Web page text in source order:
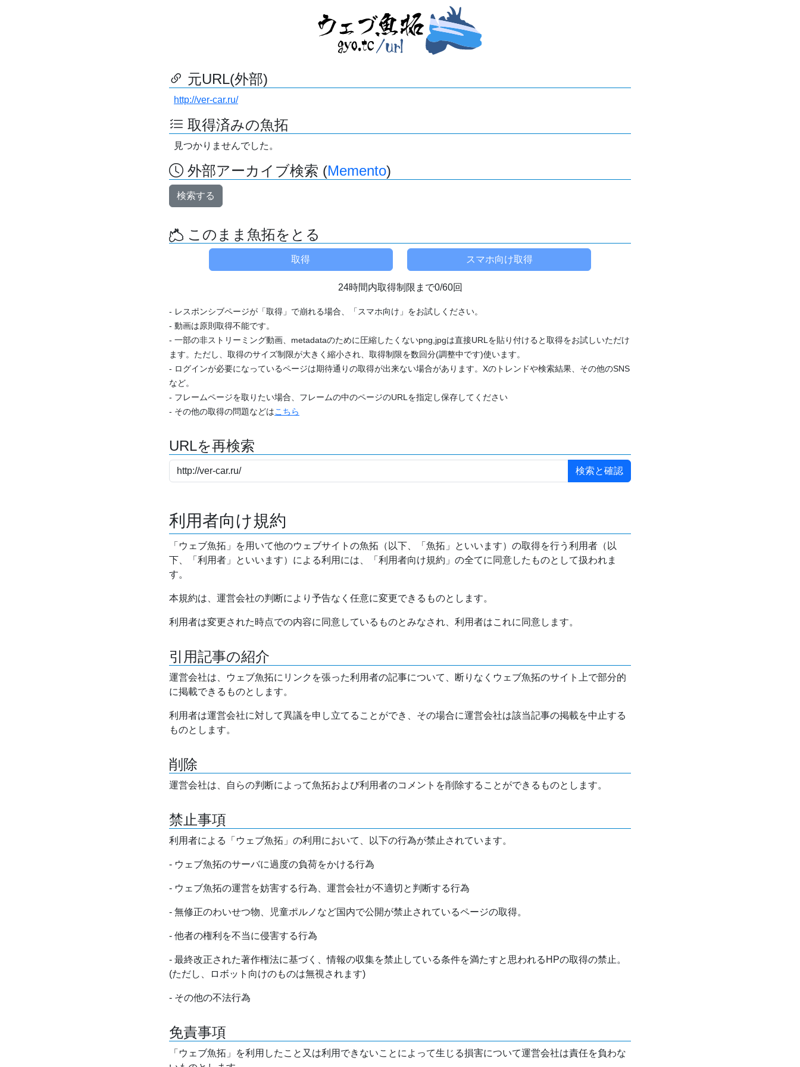
元URL(外部)
http://ver-car.ru/
取得済みの魚拓
見つかりませんでした。
外部アーカイブ検索 (Memento)
検索する
このまま魚拓をとる
24時間内取得制限まで0/60回
- レスポンシブページが「取得」で崩れる場合、「スマホ向け」をお試しください。
- 動画は原則取得不能です。
- 一部の非ストリーミング動画、metadataのために圧縮したくないpng,jpgは直接URLを貼り付けると取得をお試しいただけ
ます。ただし、取得のサイズ制限が大きく縮小され、取得制限を数回分(調整中です)使います。
- ログインが必要になっているページは期待通りの取得が出来ない場合があります。Xのトレンドや検索結果、その他のSNS
など。
- フレームページを取りたい場合、フレームの中のページのURLを指定し保存してください
- その他の取得の問題などはこちら
URLを再検索
利用者向け規約
「ウェブ魚拓」を用いて他のウェブサイトの魚拓（以下、「魚拓」といいます）の取得を行う利用者（以
下、「利用者」といいます）による利用には、「利用者向け規約」の全てに同意したものとして扱われま
す。
本規約は、運営会社の判断により予告なく任意に変更できるものとします。
利用者は変更された時点での内容に同意しているものとみなされ、利用者はこれに同意します。
引用記事の紹介
運営会社は、ウェブ魚拓にリンクを張った利用者の記事について、断りなくウェブ魚拓のサイト上で部分的
に掲載できるものとします。
利用者は運営会社に対して異議を申し立てることができ、その場合に運営会社は該当記事の掲載を中止する
ものとします。
削除
運営会社は、自らの判断によって魚拓および利用者のコメントを削除することができるものとします。
禁止事項
利用者による「ウェブ魚拓」の利用において、以下の行為が禁止されています。
- ウェブ魚拓のサーバに過度の負荷をかける行為
- ウェブ魚拓の運営を妨害する行為、運営会社が不適切と判断する行為
- 無修正のわいせつ物、児童ポルノなど国内で公開が禁止されているページの取得。
- 他者の権利を不当に侵害する行為
- 最終改正された著作権法に基づく、情報の収集を禁止している条件を満たすと思われるHPの取得の禁止。
(ただし、ロボット向けのものは無視されます)
- その他の不法行為
免責事項
「ウェブ魚拓」を利用したこと又は利用できないことによって生じる損害について運営会社は責任を負わな